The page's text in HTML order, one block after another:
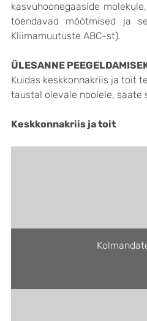
kasvuhoonegaaside
tõendavad mõõtmised ja
Kliimamuutuste ABC-st).
ÜLESANNE
Kuidas keskkonnakriis ja toit
taustal olevale noolele, saate
Keskkonnakriis ja toit